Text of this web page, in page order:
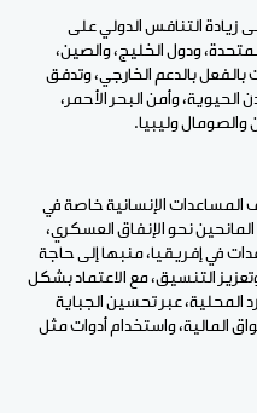
زيادة التنافس الدولي على
ودول الخليج، والصين،
بالفعل بالدعم الخارجي، وتدفق
الحيوية، وأمن البحر الأحمر،
وليبيا.
المساعدات الإنسانية خاصة في
نحو الإنفاق العسكري،
في إفريقيا، منبها إلى حاجة
التنسيق، مع الاعتماد بشكل
المحلية، عبر تحسين الجباية
المالية، واستخدام أدوات مثل